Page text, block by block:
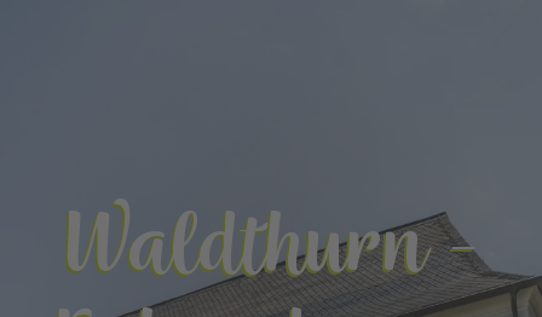
Waldthurn -